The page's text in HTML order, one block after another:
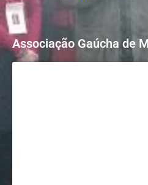
Associação Gaúcha de